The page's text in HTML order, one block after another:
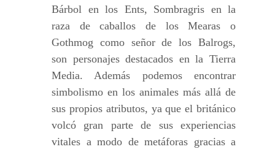
Bárbol en los Ents, Sombragris en la
raza de caballos de los Mearas o
Gothmog como señor de los Balrogs,
son personajes destacados en la Tierra
Media. Además podemos encontrar
simbolismo en los animales más allá de
sus propios atributos, ya que el británico
volcó gran parte de sus experiencias
vitales a modo de metáforas gracias a